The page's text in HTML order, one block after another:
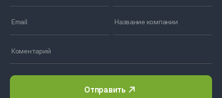
Отправить